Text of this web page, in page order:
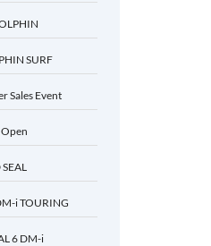
SURF
Sales Event
i TOURING
6 DM-i